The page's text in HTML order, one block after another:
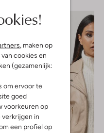
, maken op
cookies en
(gezamenlijk:
om ervoor te
goed
voorkeuren op
verkrijgen in
een profiel op